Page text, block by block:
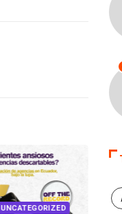
UNCATEGORIZED